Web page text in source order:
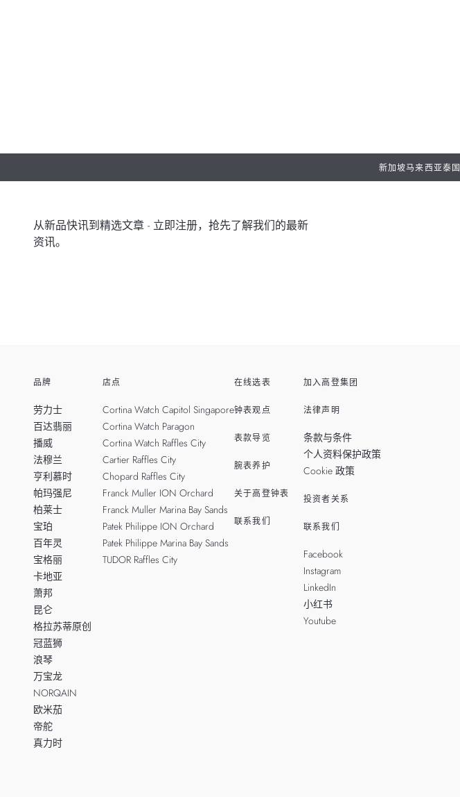
新加坡马来西亚泰国
从新品快讯到精选文章 - 立即注册，抢先了解我们的最新
资讯。
品牌
劳力士
百达翡丽
播威
法穆兰
亨利慕时
帕玛强尼
柏莱士
宝珀
百年灵
宝格丽
卡地亚
萧邦
昆仑
格拉苏蒂原创
冠蓝狮
浪琴
万宝龙
NORQAIN
欧米茄
帝舵
真力时
店点
Cortina Watch Capitol Singapore
Cortina Watch Paragon
Cortina Watch Raffles City
Cartier Raffles City
Chopard Raffles City
Franck Muller ION Orchard
Franck Muller Marina Bay Sands
Patek Philippe ION Orchard
Patek Philippe Marina Bay Sands
TUDOR Raffles City
在线选表
钟表观点
表款导览
腕表养护
关于高登钟表
联系我们
加入高登集团
法律声明
条款与条件
个人资料保护政策
Cookie 政策
投资者关系
联系我们
Facebook
Instagram
LinkedIn
小红书
Youtube